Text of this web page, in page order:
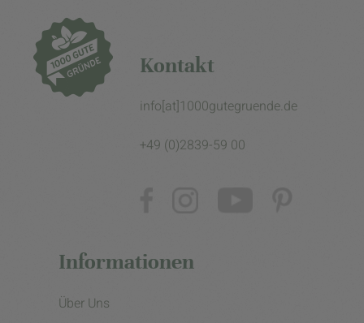
Kontakt
info[at]1000gutegruende.de
+49 (0)2839-59 00
Informationen
Über Uns